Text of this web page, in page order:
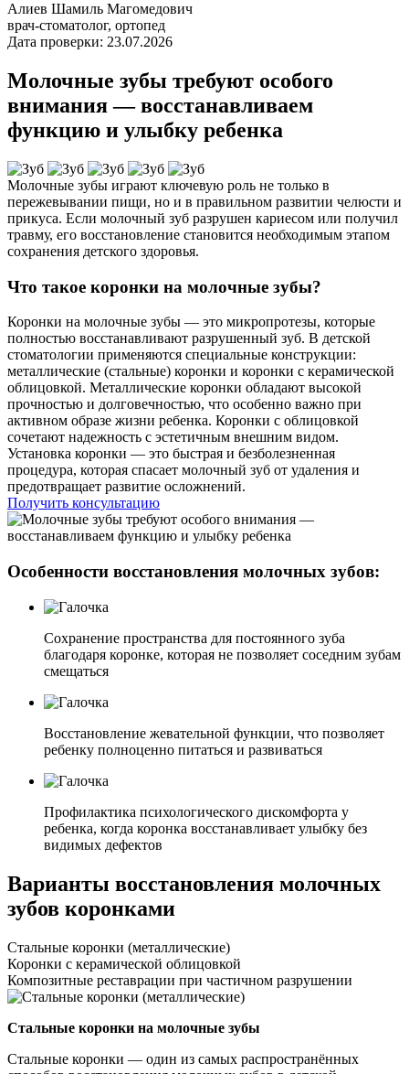
Алиев Шамиль Магомедович
врач-стоматолог, ортопед
Дата проверки: 23.07.2026
Молочные зубы требуют особого
внимания — восстанавливаем
функцию и улыбку ребенка
Молочные зубы играют ключевую роль не только в
пережевывании пищи, но и в правильном развитии челюсти и
прикуса. Если молочный зуб разрушен кариесом или получил
травму, его восстановление становится необходимым этапом
сохранения детского здоровья.
Что такое коронки на молочные зубы?
Коронки на молочные зубы — это микропротезы, которые
полностью восстанавливают разрушенный зуб. В детской
стоматологии применяются специальные конструкции:
металлические (стальные) коронки и коронки с керамической
облицовкой. Металлические коронки обладают высокой
прочностью и долговечностью, что особенно важно при
активном образе жизни ребенка. Коронки с облицовкой
сочетают надежность с эстетичным внешним видом.
Установка коронки — это быстрая и безболезненная
процедура, которая спасает молочный зуб от удаления и
предотвращает развитие осложнений.
Получить консультацию
Особенности восстановления молочных зубов:
Сохранение пространства для постоянного зуба
благодаря коронке, которая не позволяет соседним зубам
смещаться
Восстановление жевательной функции, что позволяет
ребенку полноценно питаться и развиваться
Профилактика психологического дискомфорта у
ребенка, когда коронка восстанавливает улыбку без
видимых дефектов
Варианты восстановления молочных
зубов коронками
Стальные коронки (металлические)
Коронки с керамической облицовкой
Композитные реставрации при частичном разрушении
Стальные коронки на молочные зубы
Стальные коронки — один из самых распространённых